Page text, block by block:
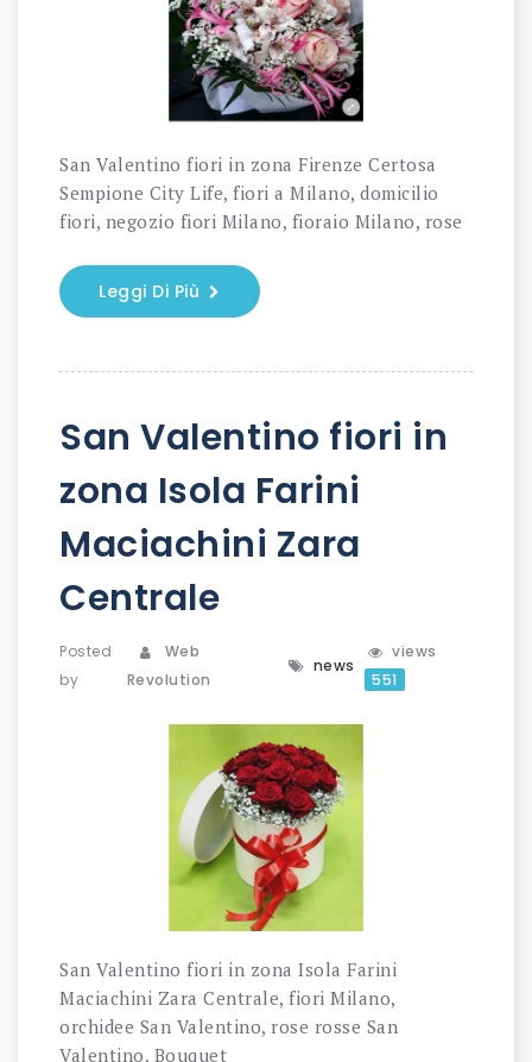
San Valentino fiori in zona Firenze Certosa
Sempione City Life, fiori a Milano, domicilio
fiori, negozio fiori Milano, fioraio Milano, rose
Leggi Di Più
San Valentino fiori in
zona Isola Farini
Maciachini Zara
Centrale
Posted
by
Web
Revolution
news
views
551
San Valentino fiori in zona Isola Farini
Maciachini Zara Centrale, fiori Milano,
orchidee San Valentino, rose rosse San
Valentino, Bouquet